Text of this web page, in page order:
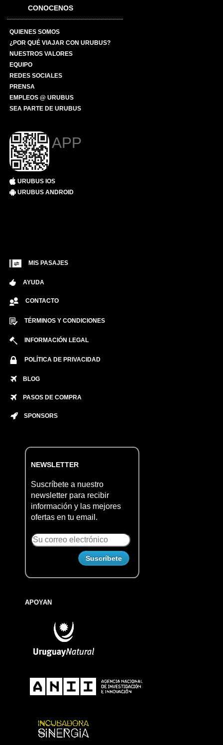
CONOCENOS
QUIENES SOMOS
¿POR QUÉ VIAJAR CON URUBUS?
NUESTROS VALORES
EQUIPO
REDES SOCIALES
PRENSA
EMPLEOS @ URUBUS
SEA PARTE DE URUBUS
APP
URUBUS IOS
URUBUS ANDROID
MIS PASAJES
AYUDA
CONTACTO
TÉRMINOS Y CONDICIONES
INFORMACIÓN LEGAL
POLÍTICA DE PRIVACIDAD
BLOG
PASOS DE COMPRA
SPONSORS
NEWSLETTER
Suscríbete a nuestro
newsletter para recibir
información y las mejores
ofertas en tu email.
APOYAN